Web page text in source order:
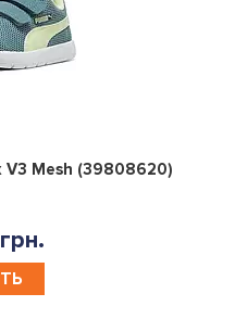
0
V3 Mesh (39808620)